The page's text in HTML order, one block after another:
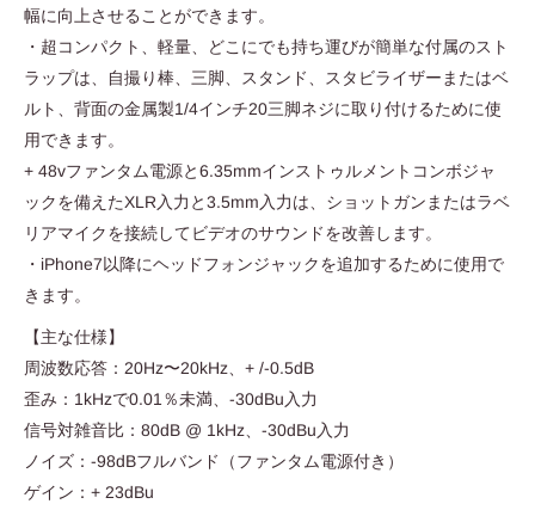
幅に向上させることができます。
・超コンパクト、軽量、どこにでも持ち運びが簡単な付属のスト
ラップは、自撮り棒、三脚、スタンド、スタビライザーまたはベ
ルト、背面の金属製1/4インチ20三脚ネジに取り付けるために使
用できます。
+ 48vファンタム電源と6.35mmインストゥルメントコンボジャ
ックを備えたXLR入力と3.5mm入力は、ショットガンまたはラベ
リアマイクを接続してビデオのサウンドを改善します。
・iPhone7以降にヘッドフォンジャックを追加するために使用で
きます。
【主な仕様】
周波数応答：20Hz〜20kHz、+ /-0.5dB
歪み：1kHzで0.01％未満、-30dBu入力
信号対雑音比：80dB @ 1kHz、-30dBu入力
ノイズ：-98dBフルバンド（ファンタム電源付き）
ゲイン：+ 23dBu